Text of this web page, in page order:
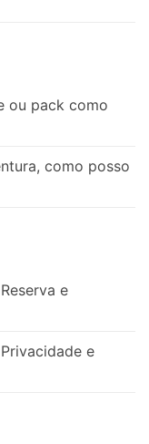
ou pack como
como posso
e
e